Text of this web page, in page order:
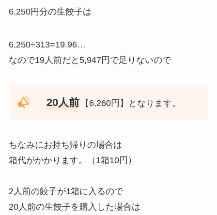
6,250円分の生餃子は
6,250÷313=19.96…
なので19人前だと5,947円で足りないので
20人前 【6,260円】となります。
ちなみにお持ち帰りの場合は
箱代がかかります。（1箱10円）
2人前の餃子が1箱に入るので
20人前の生餃子を購入した場合は